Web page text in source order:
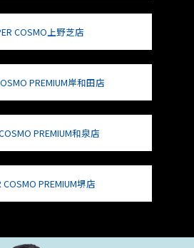
COSMO上野芝店
PREMIUM岸和田店
PREMIUM和泉店
COSMO PREMIUM堺店